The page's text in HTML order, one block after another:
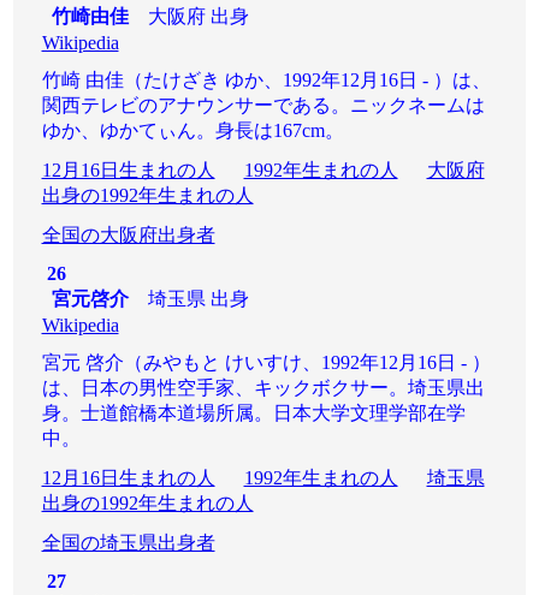
竹崎由佳大阪府 出身
Wikipedia
竹崎 由佳（たけざき ゆか、1992年12月16日 - ）は、
関西テレビのアナウンサーである。ニックネームは
ゆか、ゆかてぃん。身長は167cm。
12月16日生まれの人
1992年生まれの人
大阪府
出身の1992年生まれの人
全国の大阪府出身者
26
宮元啓介埼玉県 出身
Wikipedia
宮元 啓介（みやもと けいすけ、1992年12月16日 - ）
は、日本の男性空手家、キックボクサー。埼玉県出
身。士道館橋本道場所属。日本大学文理学部在学
中。
12月16日生まれの人
1992年生まれの人
埼玉県
出身の1992年生まれの人
全国の埼玉県出身者
27